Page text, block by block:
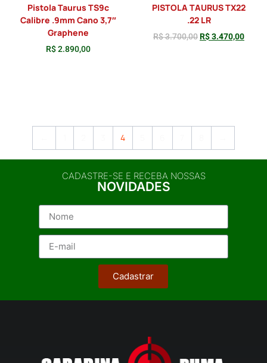
Pistola Taurus TS9c
Calibre .9mm Cano 3,7″
Graphene
R$2.890,00
PISTOLA TAURUS TX22
.22 LR
R$3.700,00R$3.470,00
4
CADASTRE-SE E RECEBA NOSSAS
NOVIDADES
Cadastrar